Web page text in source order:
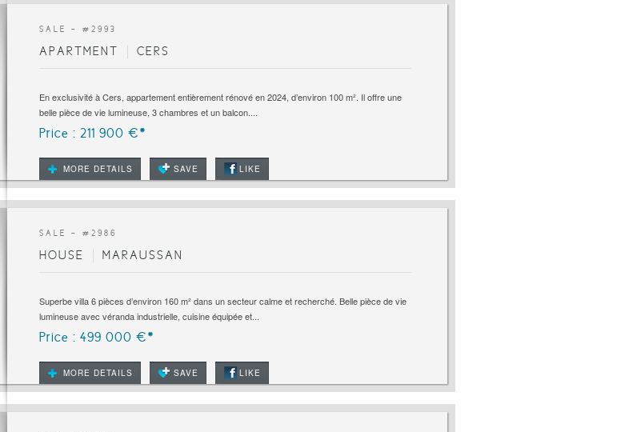
SALE - # 2993
APARTMENT CERS
En exclusivité à Cers, appartement entièrement rénové en 2024, d’environ 100 m². Il offre une
belle pièce de vie lumineuse, 3 chambres et un balcon....
Price : 211 900 €*
MORE DETAILS SAVE LIKE
SALE - # 2986
HOUSE MARAUSSAN
Superbe villa 6 pièces d’environ 160 m² dans un secteur calme et recherché. Belle pièce de vie
lumineuse avec véranda industrielle, cuisine équipée et...
Price : 499 000 €*
MORE DETAILS SAVE LIKE